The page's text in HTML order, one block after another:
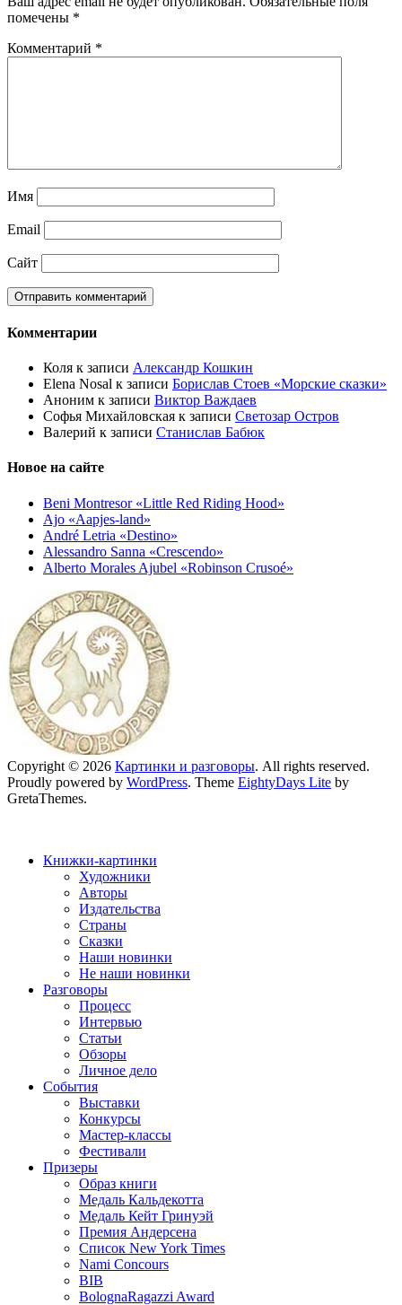
помечены *
Комментарий *
Имя
Email
Сайт
Комментарии
Коля к записи Александр Кошкин
Elena Nosal к записи Борислав Стоев «Морские сказки»
Аноним к записи Виктор Важдаев
Софья Михайловская к записи Светозар Остров
Валерий к записи Станислав Бабюк
Новое на сайте
Beni Montresor «Little Red Riding Hood»
Ajo «Aapjes-land»
André Letria «Destino»
Alessandro Sanna «Crescendo»
Alberto Morales Ajubel «Robinson Crusoé»
Copyright © 2026 Картинки и разговоры. All rights reserved.
Proudly powered by WordPress. Theme EightyDays Lite by
GretaThemes.
Книжки-картинки
Художники
Авторы
Издательства
Страны
Сказки
Наши новинки
Не наши новинки
Разговоры
Процесс
Интервью
Статьи
Обзоры
Личное дело
События
Выставки
Конкурсы
Мастер-классы
Фестивали
Призеры
Образ книги
Медаль Кальдекотта
Медаль Кейт Гринуэй
Премия Андерсена
Список New York Times
Nami Concours
BIB
BolognaRagazzi Award